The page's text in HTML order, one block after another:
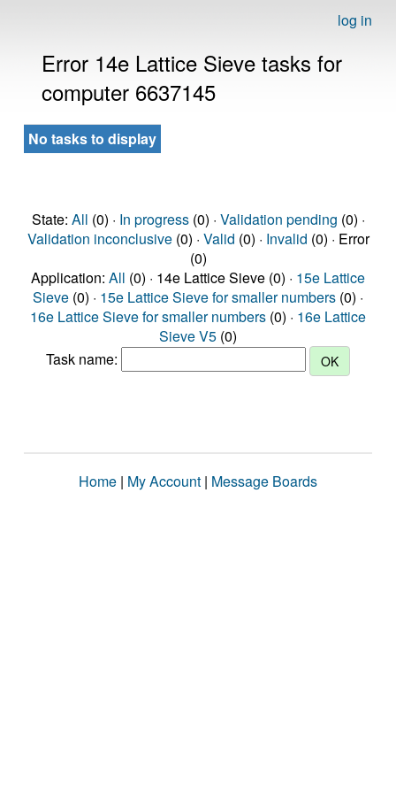
log in
Error 14e Lattice Sieve tasks for
computer 6637145
No tasks to display
State: All (0) · In progress(0) · Validation pending (0) ·
Validation inconclusive(0) · Valid (0) · Invalid (0) · Error
(0)
Application: All (0) · 14e Lattice Sieve (0) · 15e Lattice
Sieve (0) · 15e Lattice Sieve for smaller numbers (0) ·
16e Lattice Sieve for smaller numbers (0) · 16e Lattice
Sieve V5 (0)
Task name:
Home | My Account | Message Boards